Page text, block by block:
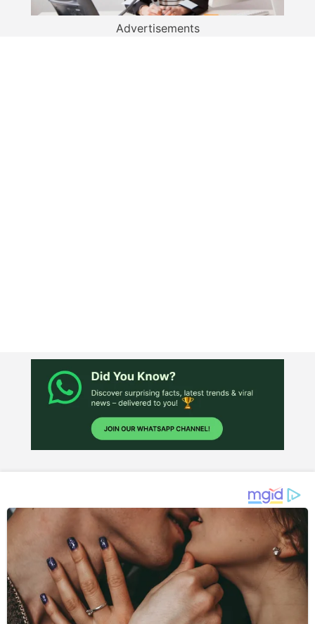
Advertisements